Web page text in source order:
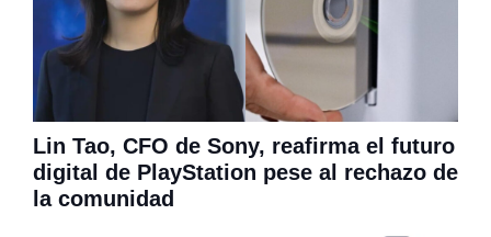
Lin Tao, CFO de Sony, reafirma el futuro
digital de PlayStation pese al rechazo de
la comunidad